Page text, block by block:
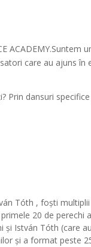
ACADEMY.Suntem
care au ajuns în
Prin dansuri
Tóth , foști
20 de perechi
István Tóth (care
și a format peste